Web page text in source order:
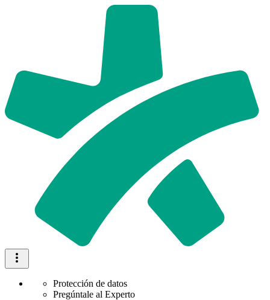
Protección de datos
Pregúntale al Experto